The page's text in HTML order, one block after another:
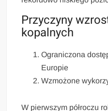
Przyczyny
kopalnych
Ograniczona
Europie
Wzmożone
W pierwszym półroczu